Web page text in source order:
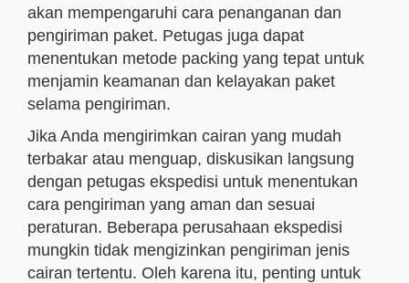
akan mempengaruhi cara penanganan dan
pengiriman paket. Petugas juga dapat
menentukan metode packing yang tepat untuk
menjamin keamanan dan kelayakan paket
selama pengiriman.
Jika Anda mengirimkan cairan yang mudah
terbakar atau menguap, diskusikan langsung
dengan petugas ekspedisi untuk menentukan
cara pengiriman yang aman dan sesuai
peraturan. Beberapa perusahaan ekspedisi
mungkin tidak mengizinkan pengiriman jenis
cairan tertentu. Oleh karena itu, penting untuk